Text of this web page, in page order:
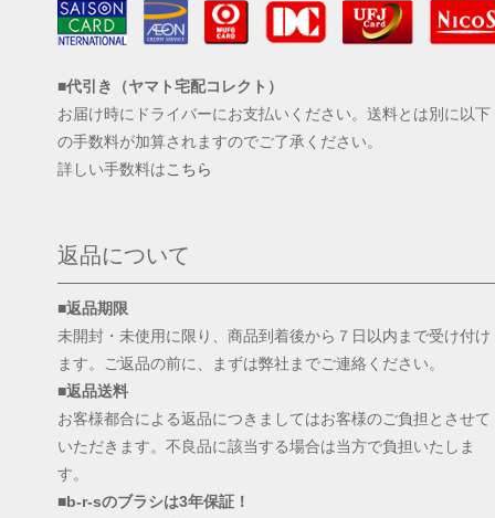
■代引き（ヤマト宅配コレクト）
お届け時にドライバーにお支払いください。送料とは別に以下
の手数料が加算されますのでご了承ください。
詳しい手数料はこちら
返品について
■返品期限
未開封・未使用に限り、商品到着後から７日以内まで受け付け
ます。ご返品の前に、まずは弊社までご連絡ください。
■返品送料
お客様都合による返品につきましてはお客様のご負担とさせて
いただきます。不良品に該当する場合は当方で負担いたしま
す。
■b-r-sのブラシは3年保証！